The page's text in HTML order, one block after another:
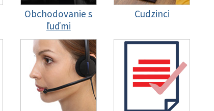
Obchodovanie s
ľuďmi
Cudzinci